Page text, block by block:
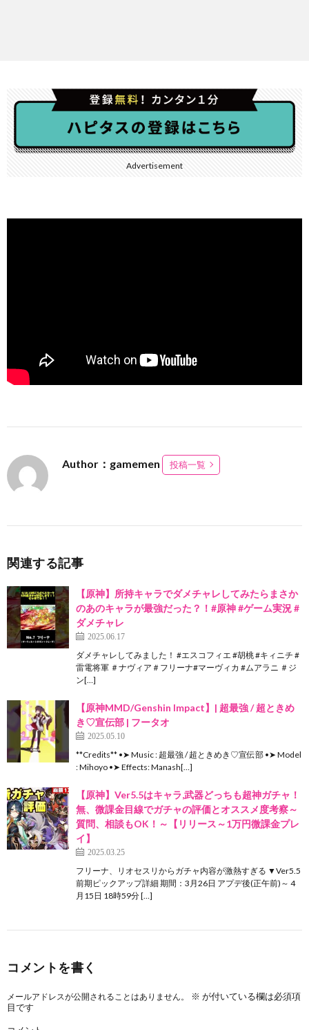
Advertisement
Author：gamemen 投稿一覧
関連する記事
【原神】所持キャラでダメチャレしてみたらまさか
のあのキャラが最強だった？！#原神 #ゲーム実況 #
ダメチャレ
2025.06.17
ダメチャレしてみました！ #エスコフィエ #胡桃 #キィニチ #
雷電将軍 ＃ナヴィア＃フリーナ#マーヴィカ #ムアラニ ＃ジ
ン[…]
【原神MMD/Genshin Impact】| 超最強 / 超ときめ
き♡宣伝部 | フータオ
2025.05.10
**Credits** •➤ Music : 超最強 / 超ときめき♡宣伝部 •➤ Model
: Mihoyo •➤ Effects: Manash[…]
【原神】Ver5.5はキャラ,武器どっちも超神ガチャ！
無、微課金目線でガチャの評価とオススメ度考察～
質問、相談もOK！～【リリース～1万円微課金プレ
イ】
2025.03.25
フリーナ、リオセスリからガチャ内容が激熱すぎる ▼Ver5.5
前期ピックアップ詳細 期間：3月26日 アプデ後(正午前)～ 4
月15日 18時59分 […]
コメントを書く
メールアドレスが公開されることはありません。 ※ が付いている欄は必須項
目です